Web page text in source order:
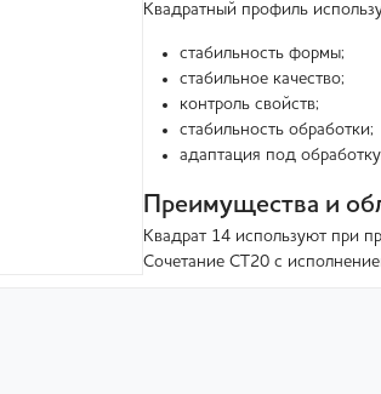
Квадратный профиль
стабильность формы;
стабильное качество;
контроль свойств;
стабильность обработки;
адаптация под
Преимущества и
Квадрат 14 используют при
Сочетание СТ20 с